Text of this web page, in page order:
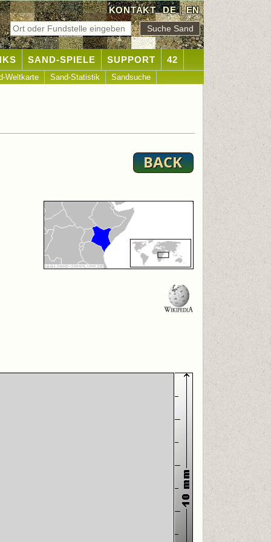
KONTAKT DE|EN
SAND-SPIELE SUPPORT 42
Weltkarte Sand-Statistik Sandsuche